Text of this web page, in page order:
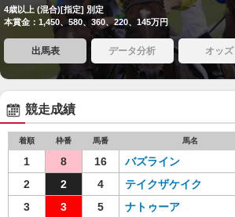
4歳以上 (混合)[指定] 別定
本賞金：1,450、580、360、220、145万円
出馬表 データ分析 オッズ
競走成績
着順 枠番 馬番 馬名
1 8 16 バズライン
2
2 4 テイクザケイク
3
3 5 ナトゥーア